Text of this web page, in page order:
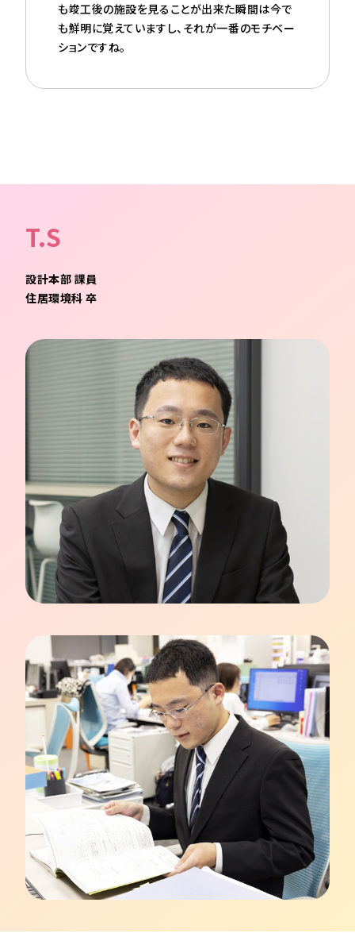
も竣工後の施設を見ることが出来た瞬間は今で
も鮮明に覚えていますし、それが一番のモチベー
ションですね。
T.S
設計本部 課員
住居環境科 卒